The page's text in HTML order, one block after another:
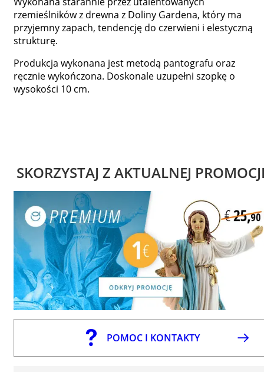
rzemieślników z drewna z Doliny Gardena, który ma
przyjemny zapach, tendencję do czerwieni i elestyczną
strukturę.
Produkcja wykonana jest metodą pantografu oraz
ręcznie wykończona. Doskonale uzupełni szopkę o
wysokości 10 cm.
SKORZYSTAJ Z AKTUALNEJ
POMOC I KONTAKTY